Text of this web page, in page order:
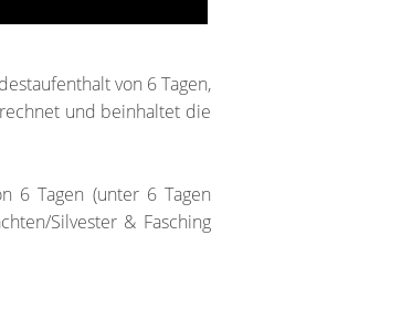
von 6 Tagen,
und beinhaltet die
6 Tagen (unter 6 Tagen
Silvester & Fasching